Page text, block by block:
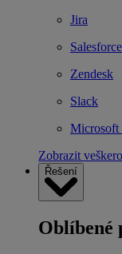
Jira
Salesforce
Zendesk
Slack
Microsoft
Zobrazit
Řešení
Oblíbené